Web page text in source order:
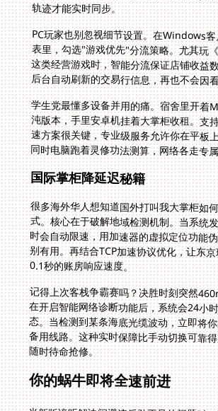
轨迹才能实时同步。
PC玩家也别忽视细节设置。在Windows
表里，勾选"游戏优先"分流策略。尤其玩
这类经营游戏时，智能分流保证店铺收益
后台自动刷新的交易行信息，再也不会因
学生党最懂多设备并用的痛。宿舍里开着
沌版本，手里安卓机挂着大掌柜收租。支
速方案很关键，专业级服务允许你在平板
同时电脑跑着灵修功法测算，网络各走专
国际掌柜降延迟秘籍
很多海外华人想知道国外打叫我大掌柜如
式。核心在于破解地域检测机制。当系统发
时会自动限速，用加速器的虚拟定位功能伪
别有用。再结合TCP加速协议优化，让东京
0.1秒的账房响应速度。
记得上次客栈争霸赛吗？决胜时刻突然
在开启智能网络诊断功能后，系统会24
态。当检测到某条海底光缆波动，立即将
备用线路。这种实时保障比手动切换可靠
随时待命抢修。
你的蜗牛即将全速前进